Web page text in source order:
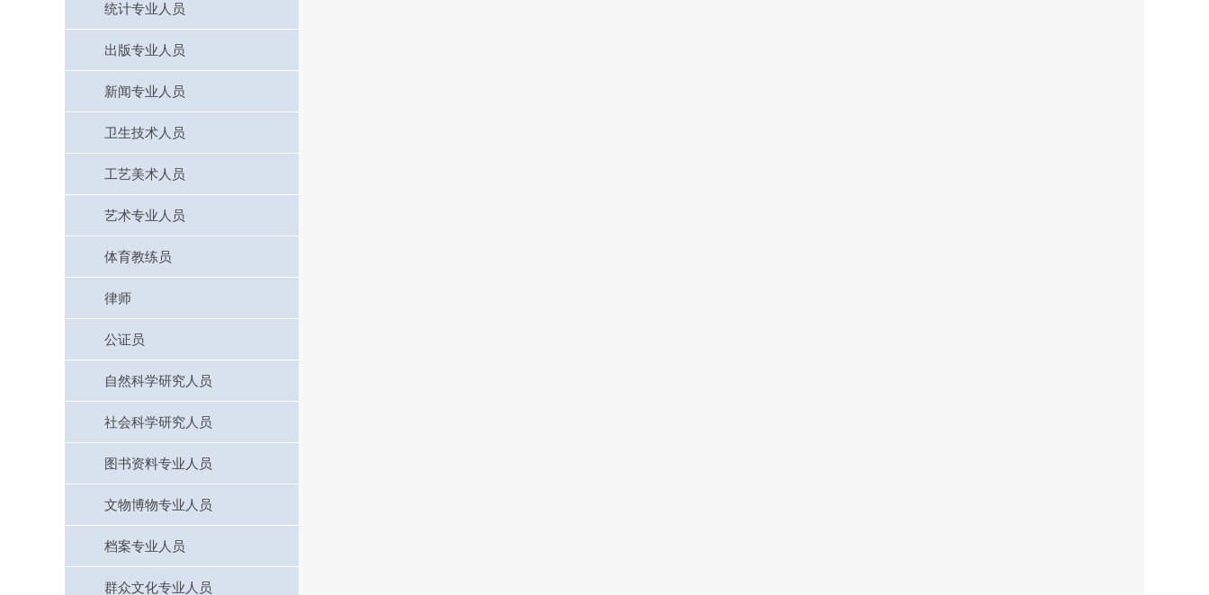
统计专业人员
出版专业人员
新闻专业人员
卫生技术人员
工艺美术人员
艺术专业人员
体育教练员
律师
公证员
自然科学研究人员
社会科学研究人员
图书资料专业人员
文物博物专业人员
档案专业人员
群众文化专业人员